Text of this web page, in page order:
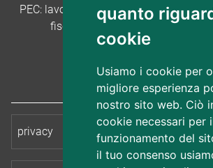
quanto
cookie
Usiamo i cookie per
migliore esperienza
nostro sito web. Ciò
cookie necessari per
funzionamento del
il tuo consenso
PEC:
fiscale: 90160400322 - P.IVA:
Seguici su
privacy cookie